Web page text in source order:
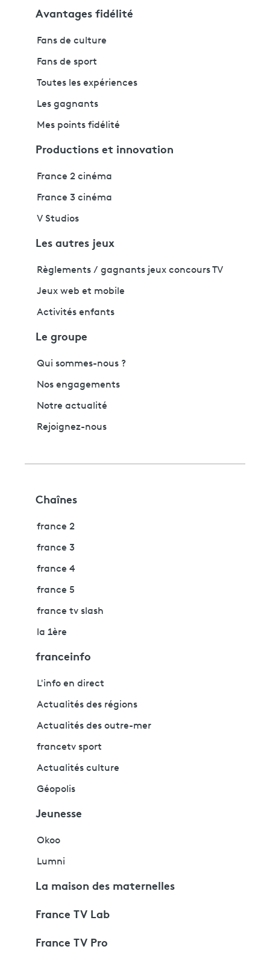
Avantages fidélité
Fans de culture
Fans de sport
Toutes les expériences
Les gagnants
Mes points fidélité
Productions et innovation
France 2 cinéma
France 3 cinéma
V Studios
Les autres jeux
Règlements / gagnants jeux concours TV
Jeux web et mobile
Activités enfants
Le groupe
Qui sommes-nous ?
Nos engagements
Notre actualité
Rejoignez-nous
Chaînes
france 2
france 3
france 4
france 5
france tv slash
la 1ère
franceinfo
L'info en direct
Actualités des régions
Actualités des outre-mer
francetv sport
Actualités culture
Géopolis
Jeunesse
Okoo
Lumni
La maison des maternelles
France TV Lab
France TV Pro